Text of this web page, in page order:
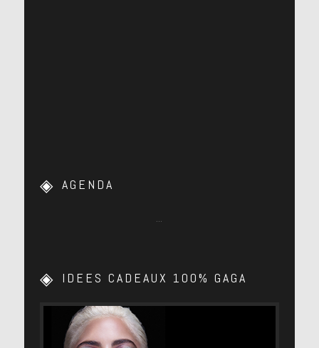
AGENDA
IDEES CADEAUX 100% GAGA